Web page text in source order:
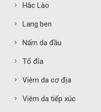
Hắc Lào
Lang ben
Nấm da đầu
Tổ đỉa
Viêm da cơ địa
Viêm da tiếp xúc